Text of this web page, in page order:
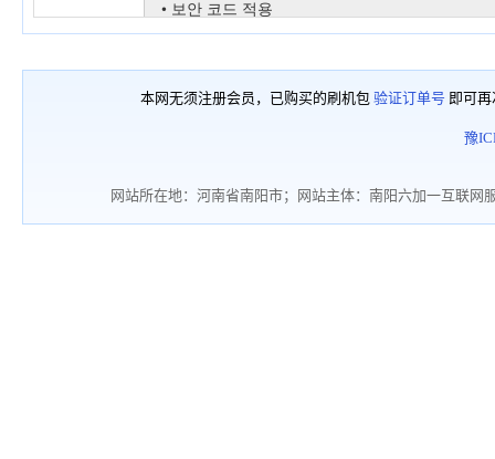
本网无须注册会员，已购买的刷机包 验证订单号 即可
豫
网站所在地：河南省南阳市；网站主体：南阳六加一互联